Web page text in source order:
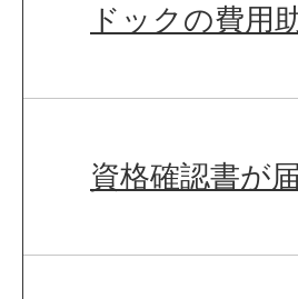
ドックの費用
資格確認書が